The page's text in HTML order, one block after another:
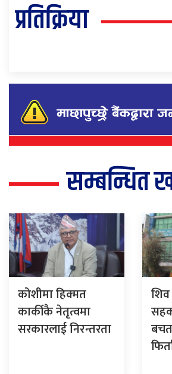
प्रतिक्रिया
सम्बन्धित
कोशीमा हिक्मत
कार्कीकै नेतृत्वमा
सरकारलाई निरन्तरता